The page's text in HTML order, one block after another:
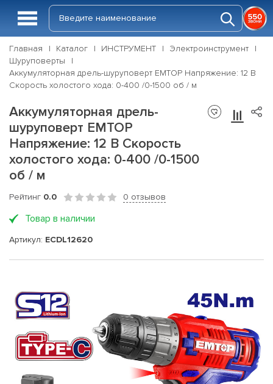
Главная Каталог ИНСТРУМЕНТ
Электроинструмент
Шуруповерты
Аккумуляторная дрель-шуруповерт EMTOP Напряжение: 12 В
Скорость холостого хода: 0-400 /0-1500 об / м
Аккумуляторная дрель-
шуруповерт EMTOP
Напряжение: 12 В Скорость
холостого хода: 0-400 /0-1500
об / м
Рейтинг 0.0 0 отзывов
Товар в наличии
Артикул: ECDL12620